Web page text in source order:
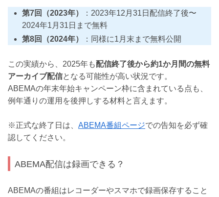
第7回（2023年）
：2023年12月31日配信終了後〜
2024年1月31日まで無料
第8回（2024年）
：同様に1月末まで無料公開
この実績から、2025年も配信終了後から約1か月間の無料
アーカイブ配信となる可能性が高い状況です。
ABEMAの年末年始キャンペーン枠に含まれている点も、
例年通りの運用を後押しする材料と言えます。
※正式な終了日は、 ABEMA番組ページでの告知を必ず確
認してください。
ABEMA配信は録画できる？
ABEMAの番組はレコーダーやスマホで録画保存すること